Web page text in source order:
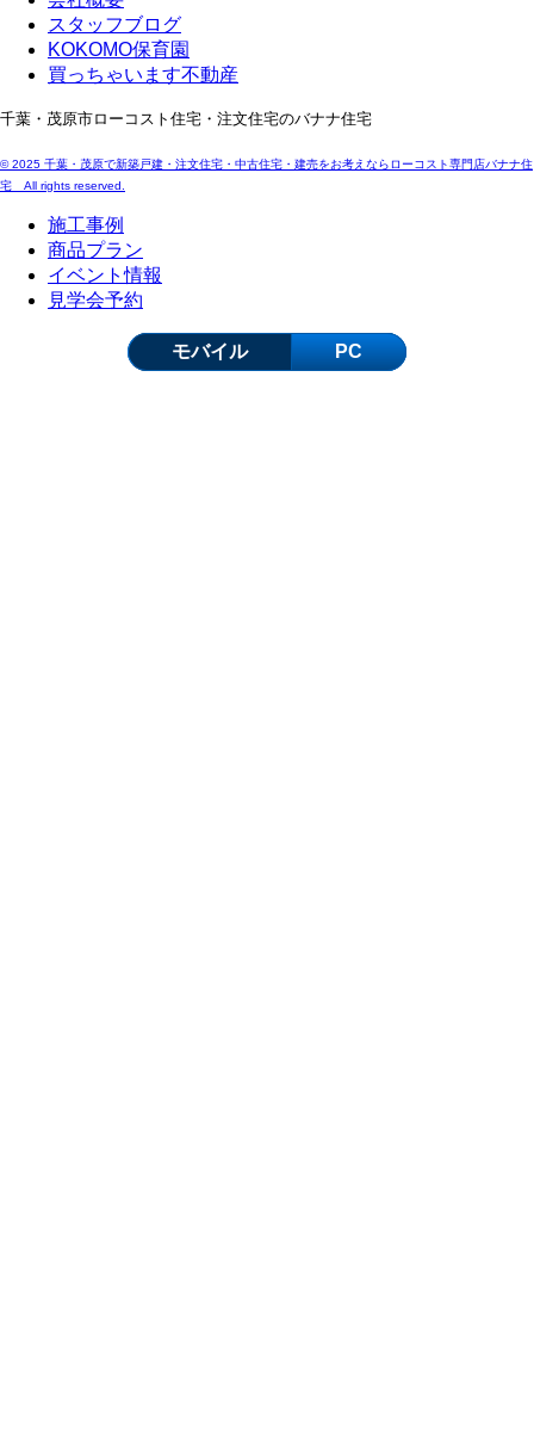
スタッフブログ
KOKOMO保育園
買っちゃいます不動産
千葉・茂原市ローコスト住宅・注文住宅のバナナ住宅
© 2025 千葉・茂原で新築戸建・注文住宅・中古住宅・建売をお考えならローコスト専門店バナナ住
宅 All rights reserved.
施工事例
商品プラン
イベント情報
見学会予約
モバイル PC